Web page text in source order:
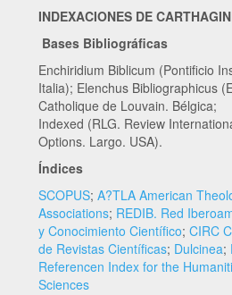
INDEXACIONES DE
Bases Bibliográficas
Enchiridium Biblicum (Pontificio
Italia); Elenchus Bibliographicus
Catholique de Louvain.
Indexed (RLG. Review
Options. Largo. USA).
Índices
SCOPUS; A?TLA American
Associations; REDIB. Red
y Conocimiento Científico; CIRC
de Revistas Científicas; Dulcinea;
Referencen Index for the
Sciences